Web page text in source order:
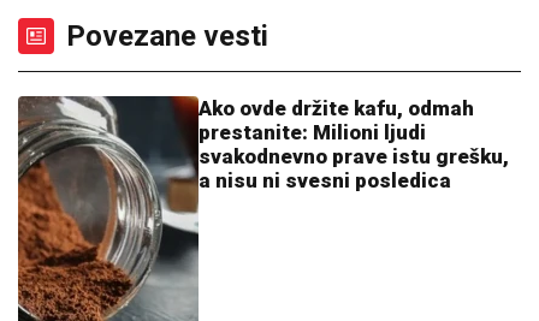
Povezane vesti
Ako ovde držite kafu, odmah
prestanite: Milioni ljudi
svakodnevno prave istu grešku,
a nisu ni svesni posledica